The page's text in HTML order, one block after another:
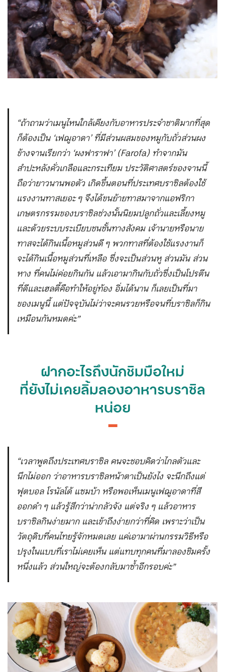
“ถ้าถามว่าเมนูไหนใกล้เคียงกับอาหารประจำชาติมากที่สุด
ก็ต้องเป็น ‘เฟฌูอาดา’ ที่มีส่วนผสมของหมูกับถั่วส่วนผง
ข้างจานเรียกว่า ‘ผงฟาราฟา’ (Farofa) ทำจากมัน
สำปะหลังคั่วเกลือและกระเทียม ประวัติศาสตร์ของจานนี้
ถือว่ายาวนานพอตัว เกิดขึ้นตอนที่ประเทศบราซิลต้องใช้
แรงงานทาสเยอะ ๆ จึงได้ขนย้ายทาสมาจากแอฟริกา
เกษตรกรรมของบราซิลช่วงนั้นนิยมปลูกถั่วและเลี้ยงหมู
และด้วยระบบระเบียบชนชั้นทางสังคม เจ้านายหรือนาย
ทาสจะได้กินเนื้อหมูส่วนดี ๆ พวกทาสที่ต้องใช้แรงงานก็
จะได้กินเนื้อหมูส่วนที่เหลือ ซึ่งจะเป็นส่วนหู ส่วนมัน ส่วน
หาง ที่คนไม่ค่อยกินกัน แล้วเอามากินกับถั่วซึ่งเป็นโปรตีน
ที่ดีและเฮลตี้คือทำให้อยู่ท้อง อิ่มได้นาน ก็เลยเป็นที่มา
ของเมนูนี้ แต่ปัจจุบันไม่ว่าจะคนรวยหรือจนที่บราซิลก็กิน
เหมือนกันหมดค่ะ”
ฝากอะไรถึงนักชิมมือใหม่
ที่ยังไม่เคยลิ้มลองอาหารบราซิล
หน่อย
━
“เวลาพูดถึงประเทศบราซิล คนจะชอบคิดว่าไกลตัวและ
นึกไม่ออก ว่าอาหารบราซิลหน้าตาเป็นยังไง จะนึกถึงแต่
ฟุตบอล โรนัลโด้ แซมบ้า หรือพอเห็นเมนูเฟฌูอาดาที่สี
ออกดำ ๆ แล้วรู้สึกว่าน่ากลัวจัง แต่จริง ๆ แล้วอาหาร
บราซิลกินง่ายมาก และเข้าถึงง่ายกว่าที่คิด เพราะว่าเป็น
วัตถุดิบที่คนไทยรู้จักหมดเลย แค่เอามาผ่านกรรมวิธีหรือ
ปรุงในแบบที่เราไม่เคยเห็น แต่แทบทุกคนที่มาลองชิมครั้ง
หนึ่งแล้ว ส่วนใหญ่จะต้องกลับมาซ้ำอีกรอบค่ะ”